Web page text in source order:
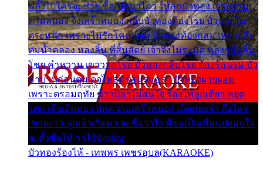
พลั้งไปใครจะช่วย ซื้อเปลมาไกว ให้ลูกบัวทอง เวรกรรม
ตามสนอง จึงเศร้าหมอง กลีบบัวทองต้องโรย บัวทองไม่
ตระหนัก เพราะไม่รักโคลนตม บัวทองท้องกลม เพราะลืม
ตมน้ำคลอง หลงลิ้น ที่สิ้นสัตย์ เจ้าจึงไม่ระมัด หลงกลิ่นลิ้น
โชย คำหวาน เขาวาดโรย บัวทองกลีบโรย ต้องร้อนรุม บัว
มาบานก่อนตูม ดุจไฟสุมร้อนรุมอุรา บัวทองผ่ายผอม
เพราะตรอมฤทัย ข้าวปลาไม่สนใจ ร้องไห้ลูกเดียว หยุด
โศก เสียเถิดทอง พักความเศร้าหมอง เถิดทองจ๋า ถึงใคร
เขาจะว่า ลูกเจ้าเกิดมา จะชื่อว่าไง พี่ขอเป็นเพื่อนปลอบใจ
จะตั้งชื่อให้ ว่าไอ้บังเอิญ
บัวทองร้องไห้ - เทพพร เพชรอุบล(KARAOKE)